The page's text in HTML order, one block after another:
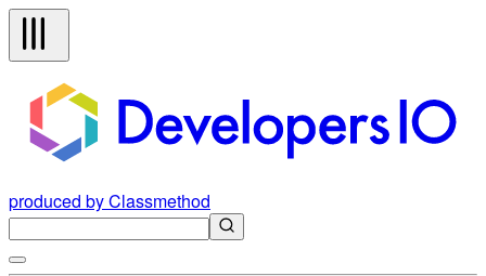
produced by Classmethod